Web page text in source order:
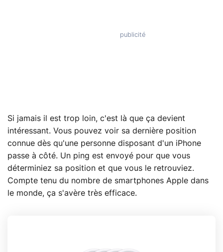
Si jamais il est trop loin, c'est là que ça devient
intéressant. Vous pouvez voir sa dernière position
connue dès qu'une personne disposant d'un iPhone
passe à côté. Un ping est envoyé pour que vous
déterminiez sa position et que vous le retrouviez.
Compte tenu du nombre de smartphones Apple dans
le monde, ça s'avère très efficace.